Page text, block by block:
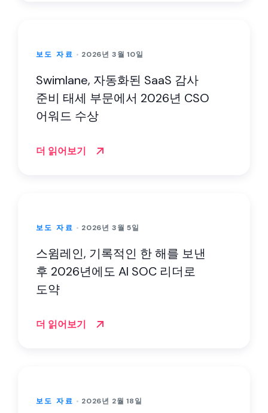
보도 자료 2026년 3월 10일
Swimlane, 자동화된 SaaS 감사
준비 태세 부문에서 2026년 CSO
어워드 수상
더 읽어보기
보도 자료 2026년 3월 5일
스윔레인, 기록적인 한 해를 보낸
후 2026년에도 AI SOC 리더로
도약
더 읽어보기
보도 자료 2026년 2월 18일